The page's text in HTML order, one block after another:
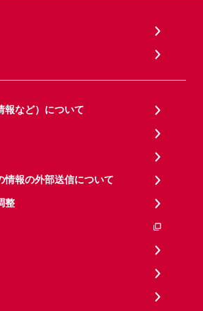
報など）について
情報の外部送信について
整